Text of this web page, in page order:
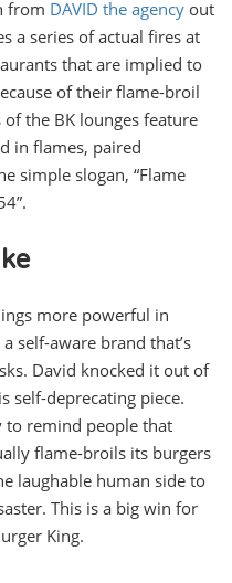
from DAVID the agency out
a series of actual fires at
that are implied to
of their flame-broil
of the BK lounges feature
in flames, paired
simple slogan, “Flame
more powerful in
self-aware brand that’s
David knocked it out of
self-deprecating piece.
to remind people that
flame-broils its burgers
laughable human side to
This is a big win for
King.